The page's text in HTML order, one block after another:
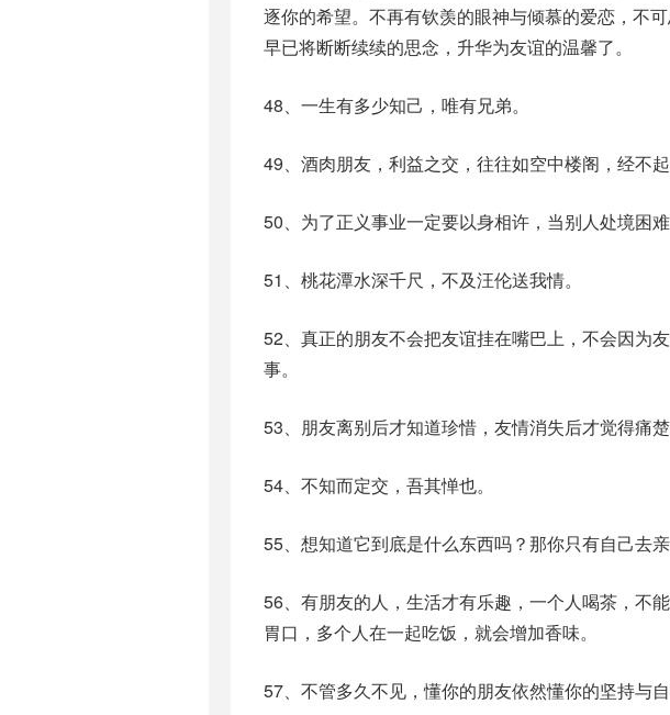
逐你的希望。不再有钦羡的眼神与倾慕的爱恋，不
早已将断断续续的思念，升华为友谊的温馨了。
48、一生有多少知己，唯有兄弟。
49、酒肉朋友，利益之交，往往如空中楼阁，经不起
50、为了正义事业一定要以身相许，当别人处境困难
51、桃花潭水深千尺，不及汪伦送我情。
52、真正的朋友不会把友谊挂在嘴巴上，不会因为
事。
53、朋友离别后才知道珍惜，友情消失后才觉得痛楚
54、不知而定交，吾其惮也。
55、想知道它到底是什么东西吗？那你只有自己去亲
56、有朋友的人，生活才有乐趣，一个人喝茶，不
胃口，多个人在一起吃饭，就会增加香味。
57、不管多久不见，懂你的朋友依然懂你的坚持与自